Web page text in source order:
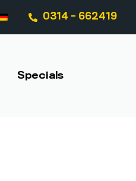
0314 - 662419
Specials